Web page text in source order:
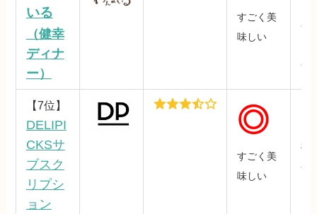
いる
（健幸
ディナ
ー）
すごく美
味しい
食
【7位】
DELIPI
CKSサ
ブスク
リプシ
ョン
◎
すごく美
味しい
初